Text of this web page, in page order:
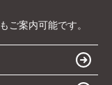
案内可能です。